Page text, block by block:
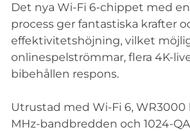
Det nya Wi-Fi 6-chippet med
process ger fantastiska krafter
effektivitetshöjning, vilket
onlinespelströmmar, flera 4K-
bibehållen respons.
Utrustad med Wi-Fi 6, WR3000
MHz-bandbredden och 1024-